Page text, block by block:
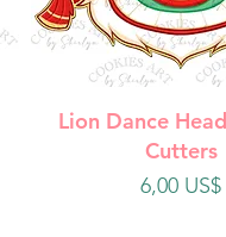
Vista
Lion Dance
Cutters
Precio
6,00 US$